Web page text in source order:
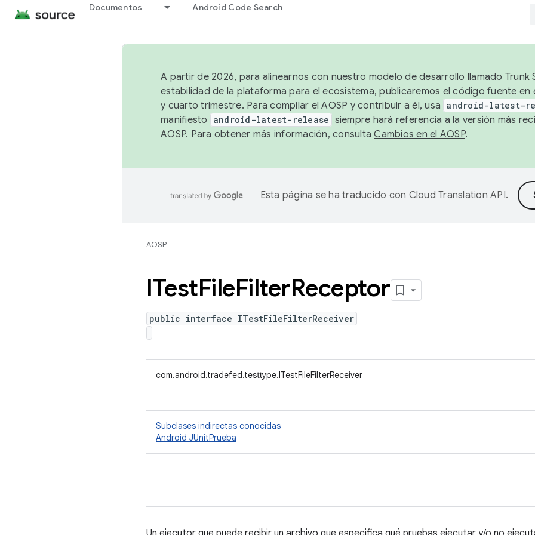
Documentos Android Code Search
A partir de 2026, para alinearnos con nuestro modelo de desarrollo llamado Trunk
estabilidad de la plataforma para el ecosistema, publicaremos el código fuente en
y cuarto trimestre. Para compilar el AOSP y contribuir a él, usa android-latest-
manifiesto android-latest-release siempre hará referencia a la versión más
AOSP. Para obtener más información, consultaCambios en el AOSP.
Esta página se ha traducido con Cloud Translation API.
AOSP
ITestFileFilterReceptor
public interface ITestFileFilterReceiver
com.android.tradefed.testtype.ITestFileFilterReceiver
Subclases indirectas conocidas
Android JUnitPrueba